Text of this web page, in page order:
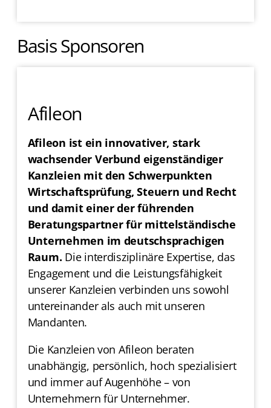
Basis Sponsoren
Afileon
Afileon ist ein innovativer, stark
wachsender Verbund eigenständiger
Kanzleien mit den Schwerpunkten
Wirtschaftsprüfung, Steuern und Recht
und damit einer der führenden
Beratungspartner für mittelständische
Unternehmen im deutschsprachigen
Raum. Die interdisziplinäre Expertise, das
Engagement und die Leistungsfähigkeit
unserer Kanzleien verbinden uns sowohl
untereinander als auch mit unseren
Mandanten.
Die Kanzleien von Afileon beraten
unabhängig, persönlich, hoch spezialisiert
und immer auf Augenhöhe – von
Unternehmern für Unternehmer.